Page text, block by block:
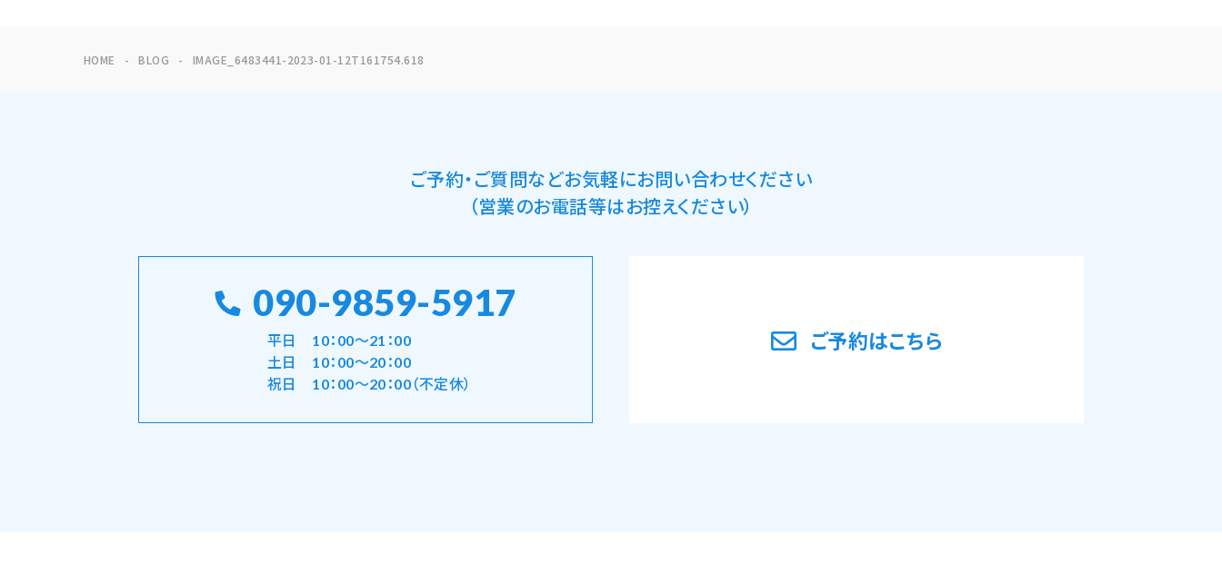
HOME BLOG IMAGE_6483441-2023-01-12T161754.618
ご予約・ご質問などお気軽にお問い合わせください
（営業のお電話等はお控えください）
090-9859-5917
平日 10：00～21：00
土日 10：00～20：00
祝日 10：00～20：00（不定休）
ご予約はこちら